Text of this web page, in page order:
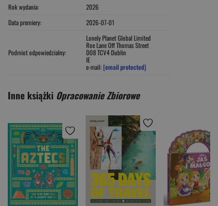
Rok wydania:
2026
Data premiery:
2026-07-01
Podmiot odpowiedzialny:
Lonely Planet Global Limited
Roe Lane Off Thomas Street
D08 TCV4 Dublin
IE
e-mail: [email protected]
Inne książki Opracowanie Zbiorowe